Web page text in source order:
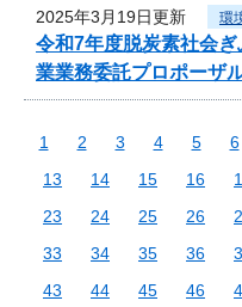
2025年3月19日更新 環
令和7年度脱炭素社会
業業務委託プロポーザ
1 2 3 4 5 6
13
14 15 16
23
24 25 26
33
34 35 36
43
44 45 46